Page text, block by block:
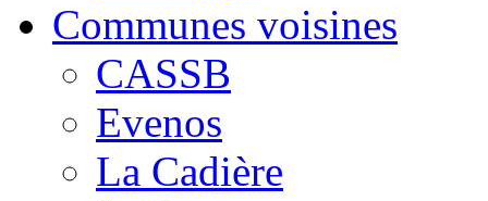
Communes voisines
CASSB
Evenos
La Cadière